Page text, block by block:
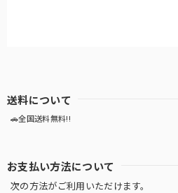
送料について
🚗全国送料無料!!
お支払い方法について
次の方法がご利用いただけます。